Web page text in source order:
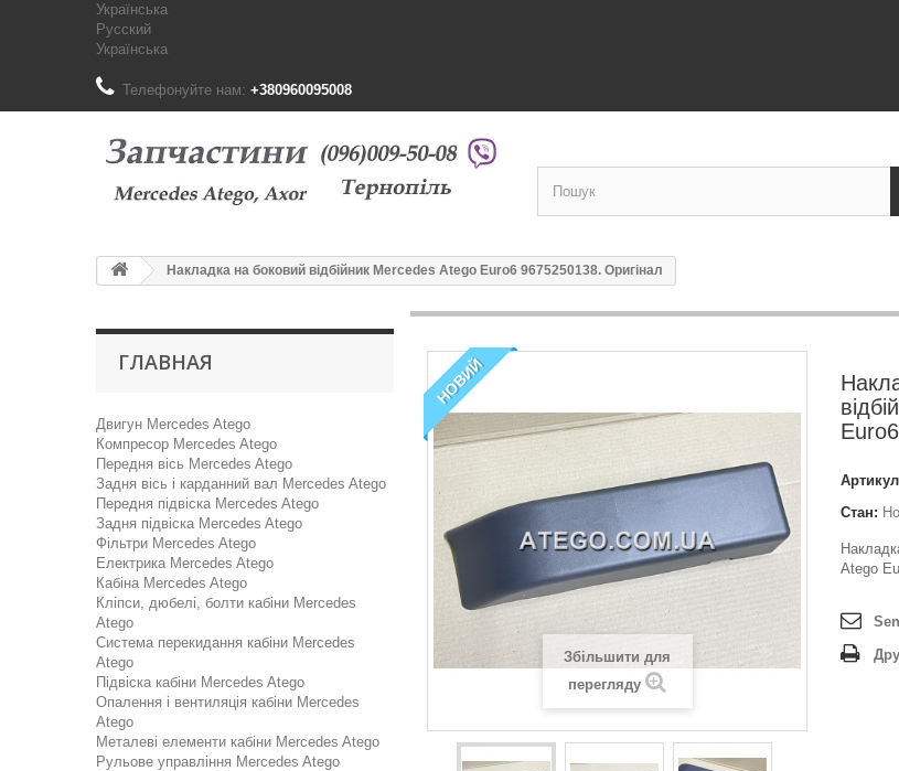
Українська
Русский
Українська
Телефонуйте нам: +380960095008
Накладка на боковий відбійник Mercedes Atego Euro6 9675250138. Оригінал
ГЛАВНАЯ
Двигун Mercedes Atego
Компресор Mercedes Atego
Передня вісь Mercedes Atego
Задня вісь і карданний вал Mercedes Atego
Передня підвіска Mercedes Atego
Задня підвіска Mercedes Atego
Фільтри Mercedes Atego
Електрика Mercedes Atego
Кабіна Mercedes Atego
Кліпси, дюбелі, болти кабіни Mercedes
Atego
Система перекидання кабіни Mercedes
Atego
Підвіска кабіни Mercedes Atego
Опалення і вентиляція кабіни Mercedes
Atego
Металеві елементи кабіни Mercedes Atego
Рульове управління Mercedes Atego
НОВИЙ
Збільшити для
перегляду
Артикул
Стан:
Atego